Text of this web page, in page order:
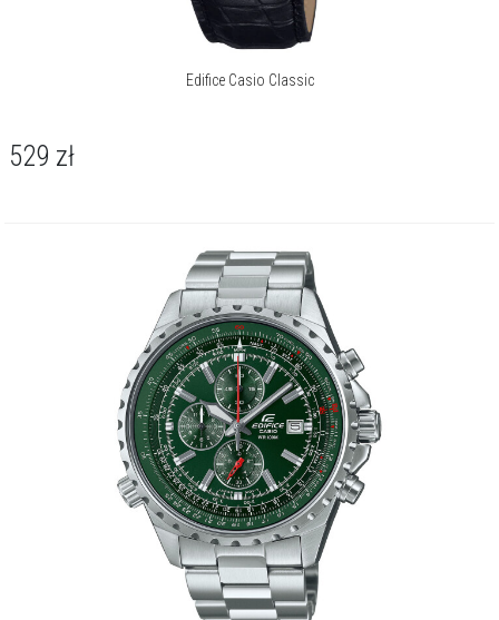
Edifice Casio Classic
529 zł